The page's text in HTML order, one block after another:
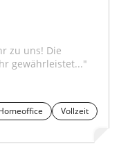
zu uns! Die
gewährleistet..."
Vollzeit